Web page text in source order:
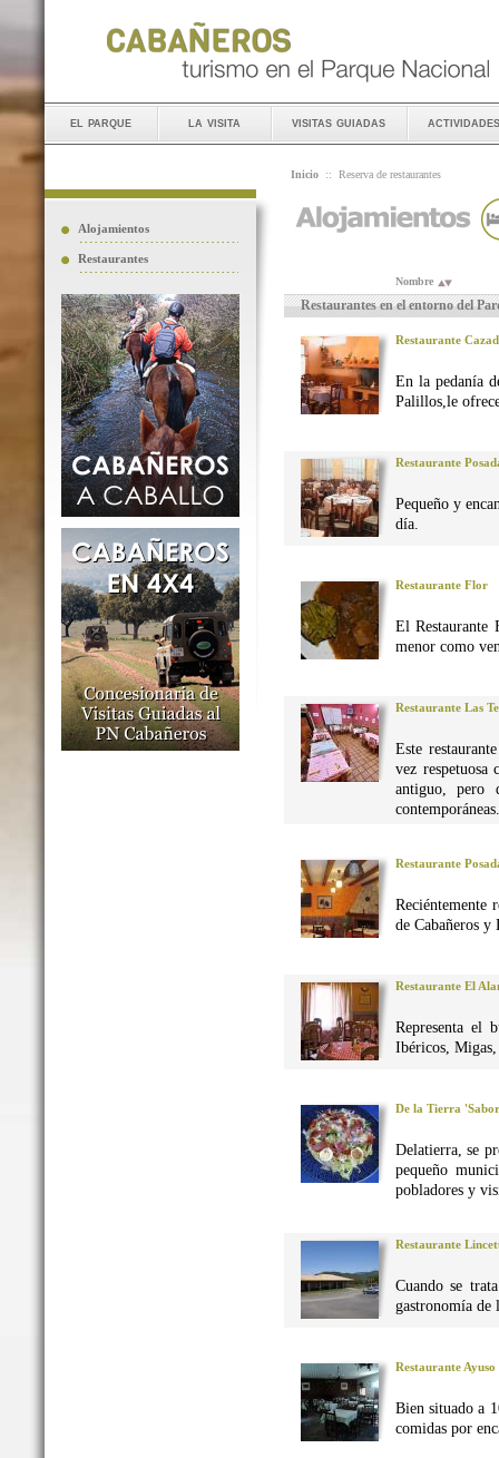
el parque la visita visitas guiadas actividades
Alojamientos
Restaurantes
Inicio :: Reserva de restaurantes
Nombre
Restaurantes en el entorno del
Restaurante
En la pedanía
Palillos,le
Restaurante
Pequeño y
día.
Restaurante Flor
El Restaurante
menor como
Restaurante Las
Este
vez
antiguo, pero
contemporáneas.
Restaurante
Reciéntemente
de Cabañeros y
Restaurante El
Representa el
Ibéricos, Migas,
De la Tierra
Delatierra, se
pequeño
pobladores y
Restaurante
Cuando se
gastronomía de
Restaurante Ayuso
Bien situado a
comidas por